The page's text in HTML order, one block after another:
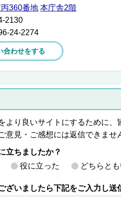
360番地 本庁舎2階
2130
24-2274
合わせをする
より良いサイトにするために、
意見・ご感想には返信できませ
立ちましたか？
役に立った どちらと
ざいましたら下記をご入力し送